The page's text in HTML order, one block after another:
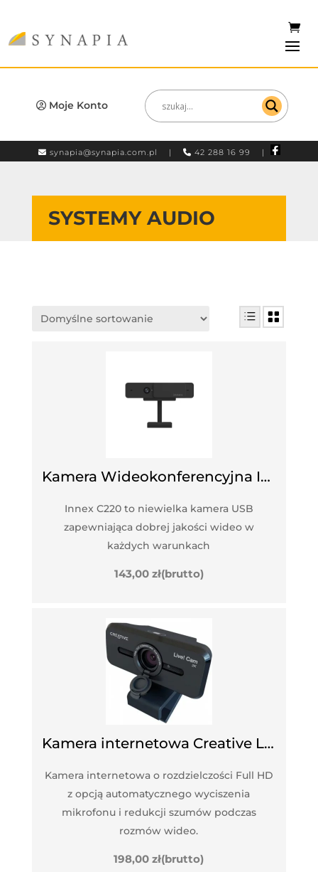
Moje Konto
synapia@synapia.com.pl | 42 288 16 99 |
SYSTEMY AUDIO
Kamera Wideokonferencyjna INNEX C220
Innex C220 to niewielka kamera USB
zapewniająca dobrej jakości wideo w
każdych warunkach
143,00 zł(brutto)
Kamera internetowa Creative Labs Live Cam Sync 1080 V2
Kamera internetowa o rozdzielczości Full HD
z opcją automatycznego wyciszenia
mikrofonu i redukcji szumów podczas
rozmów wideo.
198,00zł(brutto)